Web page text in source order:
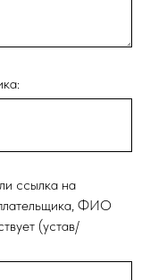
ссылка на
ФИО
(устав/